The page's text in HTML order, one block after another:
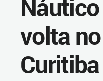
volta
Curitiba